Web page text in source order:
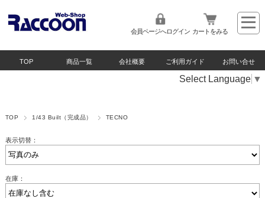
会員ページへログイン カートをみる
TOP 商品一覧 会社概要 ご利用ガイド お問い合せ
Select Language ▼
TOP 1/43 Built（完成品） TECNO
表示切替：
在庫：